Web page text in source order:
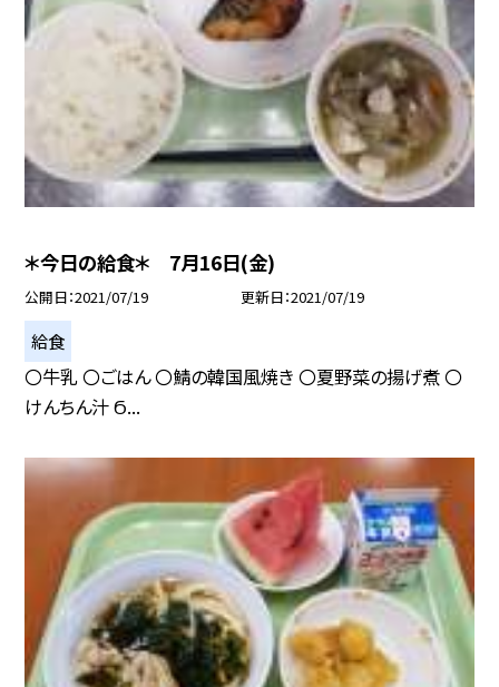
＊今日の給食＊ 7月16日(金)
公開日 2021/07/19 更新日 2021/07/19
給食
〇牛乳 〇ごはん 〇鯖の韓国風焼き 〇夏野菜の揚げ煮 〇
けんちん汁 Ϭ...